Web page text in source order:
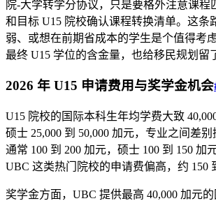
院-大学转学分协议，只是要格外注意课程
和目标 U15 院校确认课程转换清单。这条
弱、或想在前期省成本的学生是个值得考
最终 U15 学位的含金量，也给移民规划留
2026 年 U15 申请费用与奖学金机会
U15 院校的国际本科生年均学费大致 40,000
硕士 25,000 到 50,000 加元，专业之间差
通常 100 到 200 加元，硕士 100 到 150 加
UBC 这类热门院校的申请费偏高，约 150
奖学金方面，UBC 提供最高 40,000 加元